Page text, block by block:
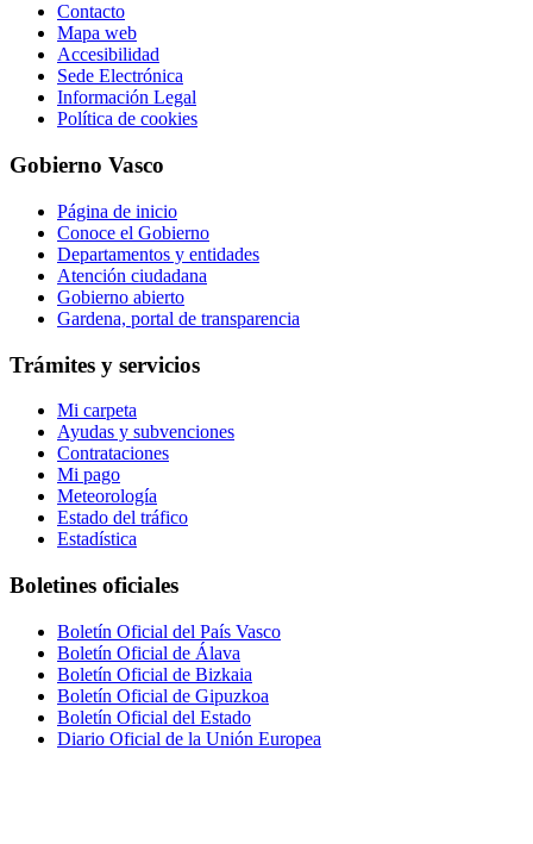
Contacto
Mapa web
Accesibilidad
Sede Electrónica
Información Legal
Política de cookies
Gobierno Vasco
Página de inicio
Conoce el Gobierno
Departamentos y entidades
Atención ciudadana
Gobierno abierto
Gardena, portal de transparencia
Trámites y servicios
Mi carpeta
Ayudas y subvenciones
Contrataciones
Mi pago
Meteorología
Estado del tráfico
Estadística
Boletines oficiales
Boletín Oficial del País Vasco
Boletín Oficial de Álava
Boletín Oficial de Bizkaia
Boletín Oficial de Gipuzkoa
Boletín Oficial del Estado
Diario Oficial de la Unión Europea